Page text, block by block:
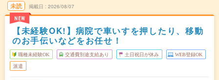
未読
NEW
掲載日 2026/08/07
【未経験OK!】病院で車いすを押したり、移動
のお手伝いなどをお任せ！
職種未経験OK 交通費別途支給あり 土日祝日が休み WEB登録OK
派遣